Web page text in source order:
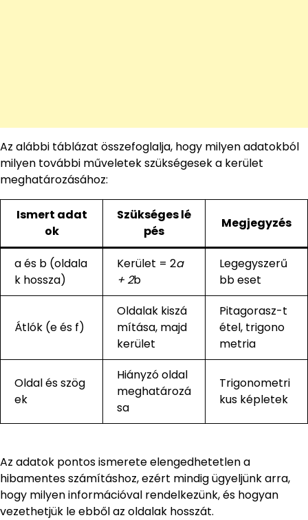
Az alábbi táblázat összefoglalja, hogy milyen adatokból
milyen további műveletek szükségesek a kerület
meghatározásához:
Ismert adat
ok
Szükséges lé
pés
Megjegyzés
a és b (oldala
k hossza)
Kerület = 2a
+ 2b
Legegyszerű
bb eset
Átlók (e és f)
Oldalak kiszá
mítása, majd
kerület
Pitagorasz-t
étel, trigono
metria
Oldal és szög
ek
Hiányzó oldal
meghatározá
sa
Trigonometri
kus képletek
Az adatok pontos ismerete elengedhetetlen a
hibamentes számításhoz, ezért mindig ügyeljünk arra,
hogy milyen információval rendelkezünk, és hogyan
vezethetjük le ebből az oldalak hosszát.